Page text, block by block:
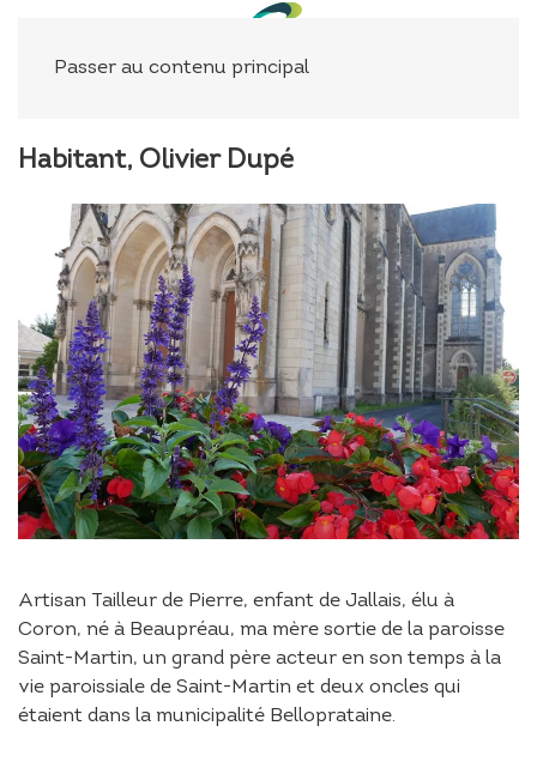
Passer au contenu principal
Habitant, Olivier Dupé
Artisan Tailleur de Pierre, enfant de Jallais, élu à
Coron, né à Beaupréau, ma mère sortie de la paroisse
Saint-Martin, un grand père acteur en son temps à la
vie paroissiale de Saint-Martin et deux oncles qui
étaient dans la municipalité Belloprataine.
Panneau de gestion des cookies